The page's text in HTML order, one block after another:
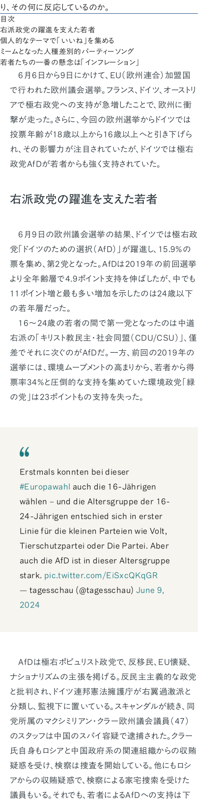
り、その何に反応しているのか。
目次
右派政党の躍進を支えた若者
個人的なテーマで「いいね」を集める
ミームとなった人種差別的パーティーソング
若者たちの一番の懸念は「インフレーション」
6月6日から9日にかけて、EU（欧州連合）加盟国
で行われた欧州議会選挙。フランス、ドイツ、オーストリ
アで極右政党への支持が急増したことで、欧州に衝
撃が走った。さらに、今回の欧州選挙からドイツでは
投票年齢が18歳以上から16歳以上へと引き下げら
れ、その影響力が注目されていたが、ドイツでは極右
政党AfDが若者からも強く支持されていた。
右派政党の躍進を支えた若者
6月9日の欧州議会選挙の結果、ドイツでは極右政
党「ドイツのための選択（AfD）」が躍進し、15.9%の
票を集め、第2党となった。AfDは2019年の前回選挙
より全年齢層で4.9ポイント支持を伸ばしたが、中でも
11ポイント増と最も多い増加を示したのは24歳以下
の若年層だった。
16〜24歳の若者の間で第一党となったのは中道
右派の「キリスト教民主・社会同盟（CDU/CSU）」、僅
差でそれに次ぐのがAfDだ。一方、前回の2019年の
選挙には、環境ムーブメントの高まりから、若者から得
票率34%と圧倒的な支持を集めていた環境政党「緑
の党」は23ポイントもの支持を失った。
Erstmals konnten bei dieser
#Europawahl auch die 16-Jährigen
wählen – und die Altersgruppe der 16-
24-Jährigen entschied sich in erster
Linie für die kleinen Parteien wie Volt,
Tierschutzpartei oder Die Partei. Aber
auch die AfD ist in dieser Altersgruppe
stark. pic.twitter.com/EiSxcQKqGR
— tagesschau (@tagesschau) June 9,
2024
AfDは極右ポピュリスト政党で、反移民、EU懐疑、
ナショナリズムの主張を掲げる。反民主主義的な政党
と批判され、ドイツ連邦憲法擁護庁が右翼過激派と
分類し、監視下に置いている。スキャンダルが続き、同
党所属のマクシミリアン・クラー欧州議会議員（47）
のスタッフは中国のスパイ容疑で逮捕された。クラー
氏自身もロシアと中国政府系の関連組織からの収賄
疑惑を受け、検察は捜査を開始している。他にもロシ
アからの収賄疑惑で、検察による家宅捜索を受けた
議員もいる。それでも、若者によるAfDへの支持は下